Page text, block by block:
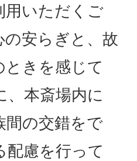
用いただくご
安らぎと、故
ときを感じて
、本斎場内に
間の交錯をで
配慮を行って